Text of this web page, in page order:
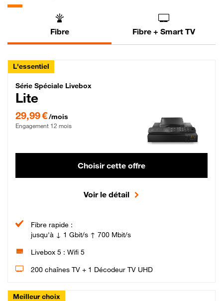
Fibre Fibre + Smart TV
L'essentiel
Série Spéciale Livebox Lite Fibre
Série Spéciale Livebox
Lite
29,99 €/mois
Engagement 12 mois
Choisir cette offre
Voir le détail
Fibre rapide :
jusqu'à ↓ 1 Gbit/s ↑ 700 Mbit/s
Livebox 5 : Wifi 5
200 chaînes TV + 1 Décodeur TV UHD
Meilleur choix